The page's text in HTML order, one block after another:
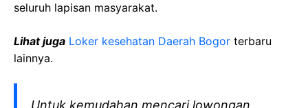
seluruh lapisan masyarakat.
Lihat juga Loker kesehatan Daerah Bogor terbaru
lainnya.
Untuk kemudahan mencari lowongan